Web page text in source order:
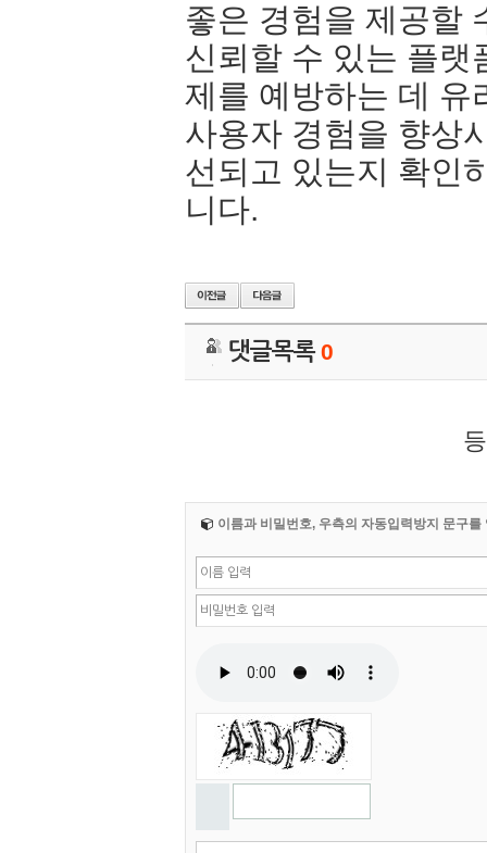
좋은 경험을 제공할
신뢰할 수 있는 플랫
제를 예방하는 데 유
사용자 경험을 향상
선되고 있는지 확인
니다.
댓글목록0
이름과 비밀번호, 우측의 자동입력방지 문구를